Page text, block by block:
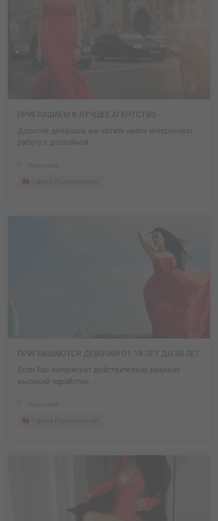
Дорогие девушки, вы хотите найти интересную
работу с достойной ...
Воронеж
Сфера Развлечений
Если Вас интересует действительно реально
высокий заработок, ...
Воронеж
Сфера Развлечений